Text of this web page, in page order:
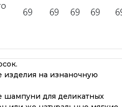
изделия на изнаночную
шампуни для деликатных